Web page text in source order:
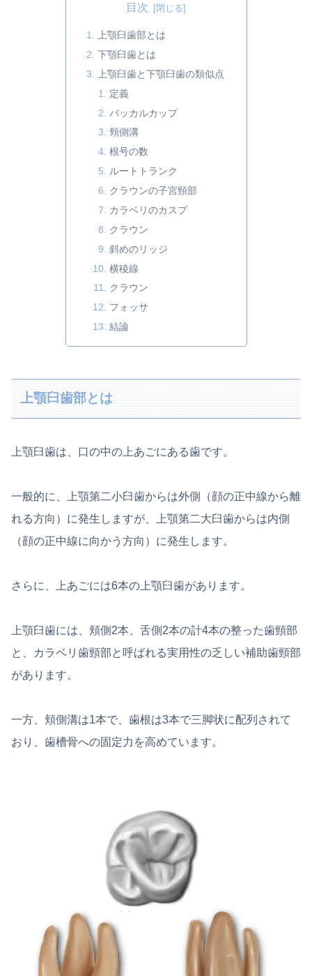
目次
上顎臼歯部とは
下顎臼歯とは
上顎臼歯と下顎臼歯の類似点
定義
バッカルカップ
頬側溝
根号の数
ルートトランク
クラウンの子宮頸部
カラベリのカスプ
クラウン
斜めのリッジ
横稜線
クラウン
フォッサ
結論
上顎臼歯部とは
上顎臼歯は、口の中の上あごにある歯です。
一般的に、上顎第二小臼歯からは外側（顔の正中線から離
れる方向）に発生しますが、上顎第二大臼歯からは内側
（顔の正中線に向かう方向）に発生します。
さらに、上あごには6本の上顎臼歯があります。
上顎臼歯には、頬側2本、舌側2本の計4本の整った歯頸部
と、カラベリ歯頸部と呼ばれる実用性の乏しい補助歯頸部
があります。
一方、頬側溝は1本で、歯根は3本で三脚状に配列されて
おり、歯槽骨への固定力を高めています。